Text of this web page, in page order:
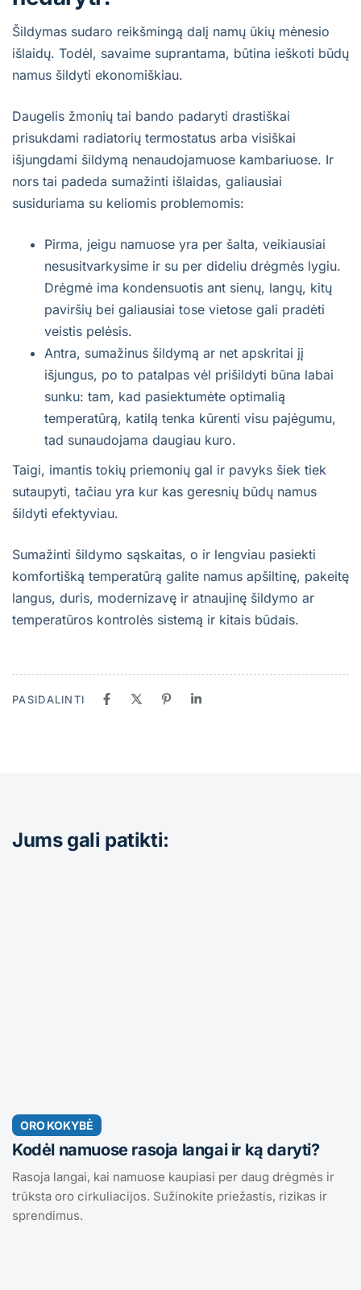
Šildymas sudaro reikšmingą dalį namų ūkių mėnesio
išlaidų. Todėl, savaime suprantama, būtina ieškoti būdų
namus šildyti ekonomiškiau.
Daugelis žmonių tai bando padaryti drastiškai
prisukdami radiatorių termostatus arba visiškai
išjungdami šildymą nenaudojamuose kambariuose. Ir
nors tai padeda sumažinti išlaidas, galiausiai
susiduriama su keliomis problemomis:
Pirma, jeigu namuose yra per šalta, veikiausiai
nesusitvarkysime ir su per dideliu drėgmės lygiu.
Drėgmė ima kondensuotis ant sienų, langų, kitų
paviršių bei galiausiai tose vietose gali pradėti
veistis pelėsis.
Antra, sumažinus šildymą ar net apskritai jį
išjungus, po to patalpas vėl prišildyti būna labai
sunku: tam, kad pasiektumėte optimalią
temperatūrą, katilą tenka kūrenti visu pajėgumu,
tad sunaudojama daugiau kuro.
Taigi, imantis tokių priemonių gal ir pavyks šiek tiek
sutaupyti, tačiau yra kur kas geresnių būdų namus
šildyti efektyviau.
Sumažinti šildymo sąskaitas, o ir lengviau pasiekti
komfortišką temperatūrą galite namus apšiltinę, pakeitę
langus, duris, modernizavę ir atnaujinę šildymo ar
temperatūros kontrolės sistemą ir kitais būdais.
PASIDALINTI
Jums gali patikti:
ORO KOKYBĖ
Kodėl namuose rasoja langai ir ką daryti?
Rasoja langai, kai namuose kaupiasi per daug drėgmės ir
trūksta oro cirkuliacijos. Sužinokite priežastis, rizikas ir
sprendimus.